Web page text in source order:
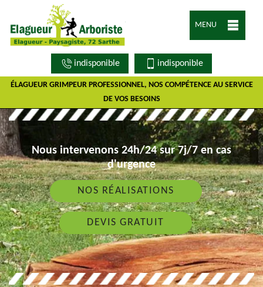
ÉLAGUEUR GRIMPEUR PROFESSIONNEL, NOS COMPÉTENCE AU SERVICE
DE VOS BESOINS
MENU
indisponible indisponible
Nous intervenons 24h/24 sur 7j/7 en cas
d'urgence
NOS RÉALISATIONS
DEVIS GRATUIT